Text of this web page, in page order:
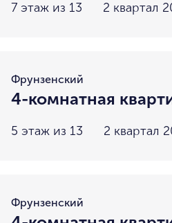
7 этаж из 13 2 квартал
Фрунзенский
4-комнатная
5 этаж из 13 2 квартал
Фрунзенский